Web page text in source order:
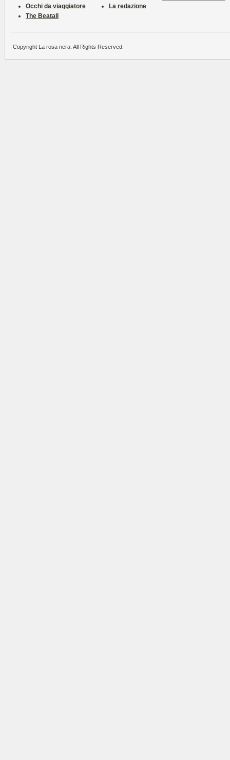
Occhi da viaggiatore
The Beatall
La redazione
Copyright La rosa nera. All Rights Reserved.